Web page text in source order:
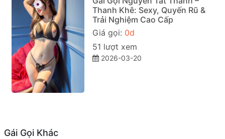
Thanh Khê: Sexy, Quyến Rũ &
Trải Nghiệm Cao Cấp
Giá gọi: 0d
51 lượt xem
2026-03-20
Gái Gọi Khác